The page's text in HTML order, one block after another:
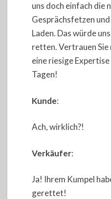
uns doch einfach die
Gesprächsfetzen
Laden. Das würde
retten. Vertrauen Sie
eine riesige
Tagen!
Kunde:
Ach, wirklich?!
Verkäufer:
Ja! Ihrem Kumpel
gerettet!